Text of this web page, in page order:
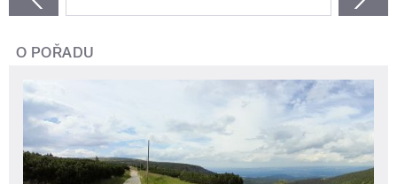
O POŘADU